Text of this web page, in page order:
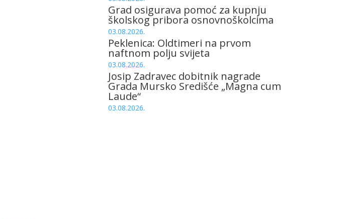
Grad osigurava pomoć za kupnju
školskog pribora osnovnoškolcima
03.08.2026.
Peklenica: Oldtimeri na prvom
naftnom polju svijeta
03.08.2026.
Josip Zadravec dobitnik nagrade
Grada Mursko Središće „Magna cum
Laude“
03.08.2026.